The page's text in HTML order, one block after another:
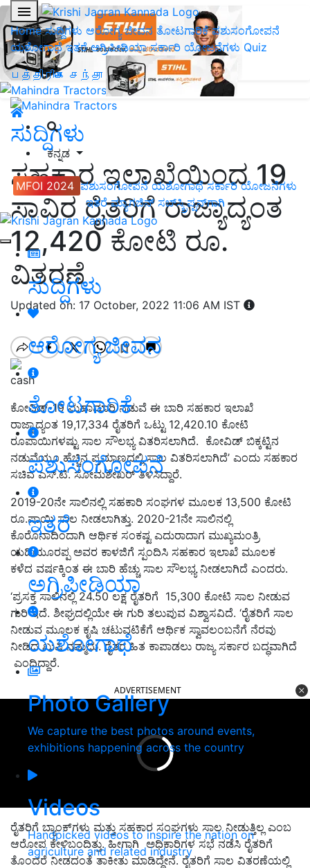
Home ಸುದ್ದಿಗಳು ಆರೋಗ್ಯ ಜೀವನ ತೋಟಗಾರಿಕೆಪಶುಸಂಗೋಪನೆ
ಯಶೋಗಾಥೆ ಇತರೆ ಅಗ್ರಿಪೀಡಿಯಾ ಸರ್ಕಾರಿ ಯೋಜನೆಗಳು Quiz
பத்திரிகை சந்தா
ಕನ್ನಡ
MFOI 2024 ಪಶುಸಂಗೋಪನೆ ಯಶೋಗಾಥೆ ಸರ್ಕಾರಿ ಯೋಜನೆಗಳು
ಇತರೆ ಮ್ಯಾಗಜಿನ್‌ ಸಬ್‌ಸ್ಕ್ರಿಪ್ಷನ್‌ಗಾಗಿ
ಸುದ್ದಿಗಳು
ಆರೋಗ್ಯ ಜೀವನ
ತೋಟಗಾರಿಕೆ
ಪಶುಸಂಗೋಪನೆ
ಇತರೆ
ಅಗ್ರಿಪೀಡಿಯಾ
ಯಶೋಗಾಥೆ
Photo Gallery
We capture the best photos around events,
exhibitions happening across the country
Videos
Handpicked videos to inspire the nation on
agriculture and related industry
ಸುದ್ದಿಗಳು
ಸಹಕಾರ ಇಲಾಖೆಯಿಂದ 19
ಸಾವಿರ ರೈತರಿಗೆ ರಾಜ್ಯಾದ್ಯಂತ
12,420 ಕೋಟಿ ರೂ.
ವಿತರಣೆ
Updated on: 17 October, 2022 11:06 AM IST
cash
ಕೋವಿಡ್‌-19 ಮಹಾಮಾರಿ ನಡುವೆ ಈ ಬಾರಿ ಸಹಕಾರ ಇಲಾಖೆ
ರಾಜ್ಯಾದ್ಯಂತ 19,17,334 ರೈತರಿಗೆ ಒಟ್ಟು 12,420.10 ಕೋಟಿ
ರೂಪಾಯಿಗಳಷ್ಟು ಸಾಲ ಸೌಲಭ್ಯ ವಿತರಿಸಲಾಗಿದೆ. ಕೋವಿಡ್ ಬಿಕ್ಕಟ್ಟಿನ
ನಡುವೆಯೂ ಹೆಚ್ಚಿನ ಪ್ರಮಾಣದಲ್ಲಿ ಸಾಲ ವಿತರಿಸಲಾಗಿದೆ’ ಎಂದು ಸಹಕಾರ
ಸಚಿವ ಎಸ್‌.ಟಿ. ಸೋಮಶೇಖರ್‌ ತಿಳಿಸಿದ್ದಾರೆ.
2019-20ನೇ ಸಾಲಿನಲ್ಲಿ ಸಹಕಾರಿ ಸಂಘಗಳ ಮೂಲಕ 13,500 ಕೋಟಿ
ರೂ.ಪಾಯಿ ಸಾಲ ನೀಡಲಾಗಿತ್ತು. 2020-21ನೇ ಸಾಲಿನಲ್ಲಿ
ಕೊರೊನಾದಿಂದಾಗಿ ಆರ್ಥಿಕ ಸಂಕಷ್ಟ ಎದುರಾದಾಗ ಮುಖ್ಯಮಂತ್ರಿ
ಯಡಿಯೂರಪ್ಪ ಅವರ ಕಾಳಜಿಗೆ ಸ್ಪಂದಿಸಿ ಸಹಕಾರ ಇಲಾಖೆ ಮೂಲಕ
ಕಳೆದ ವರ್ಷಕ್ಕಿಂತ ಈ ಬಾರಿ ಹೆಚ್ಚು ಸಾಲ ಸೌಲಭ್ಯ ನೀಡಲಾಗಿದೆ ಎಂದರು.
‘ಪ್ರಸಕ್ತ ಸಾಲಿನಲ್ಲಿ 24.50 ಲಕ್ಷ ರೈತರಿಗೆ 15,300 ಕೋಟಿ ಸಾಲ ನೀಡುವ
ಗುರಿ ಇದೆ. ಶೀಘ್ರದಲ್ಲಿಯೇ ಈ ಗುರಿ ತಲುಪುವ ವಿಶ್ವಾಸವಿದೆ. ‘ರೈತರಿಗೆ ಸಾಲ
ನೀಡುವ ಮೂಲಕ ಕೃಷಿ ಚಟುವಟಿಕೆಗೆ ಆರ್ಥಿಕ ಸ್ವಾವಲಂಬನೆಗೆ ನೆರವು
ನೀಡಿದ ಖುಷಿ ನಮ್ಮದು. ರೈತರ ಹಿತ ಕಾಪಾಡಲು ರಾಜ್ಯ ಸರ್ಕಾರ ಬದ್ಧವಾಗಿದೆ
ಎಂದಿದ್ದಾರೆ.
ADVERTISEMENT
ರೈತರಿಗೆ ಬ್ಯಾಂಕ್‌ಗಳು ಮತ್ತು ಸಹಕಾರ ಸಂಘಗಳು ಸಾಲ ನೀಡುತ್ತಿಲ್ಲ ಎಂಬ
ಆರೋಪ ಕೇಳಿಬಂದಿತ್ತು. ಹೀಗಾಗಿ ಅಧಿಕಾರಿಗಳ ಸಭೆ ನಡೆಸಿ ರೈತರಿಗೆ
ತೊಂದರೆ ನೀಡದಂತೆ ತಾಕೀತು ಮಾಡಿದ್ದೇನೆ. ರೈತರಿಗೆ ಸಾಲ ವಿತರಣೆಯಲ್ಲಿ